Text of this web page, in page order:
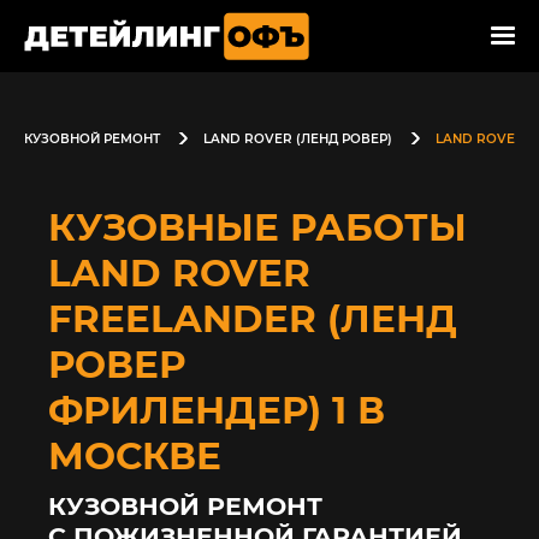
КУЗОВНОЙ РЕМОНТ LAND ROVER (ЛЕНД РОВЕР) LAND ROVER
КУЗОВНЫЕ РАБОТЫ
LAND ROVER
FREELANDER (ЛЕНД
РОВЕР
ФРИЛЕНДЕР) 1 В
МОСКВЕ
КУЗОВНОЙ РЕМОНТ